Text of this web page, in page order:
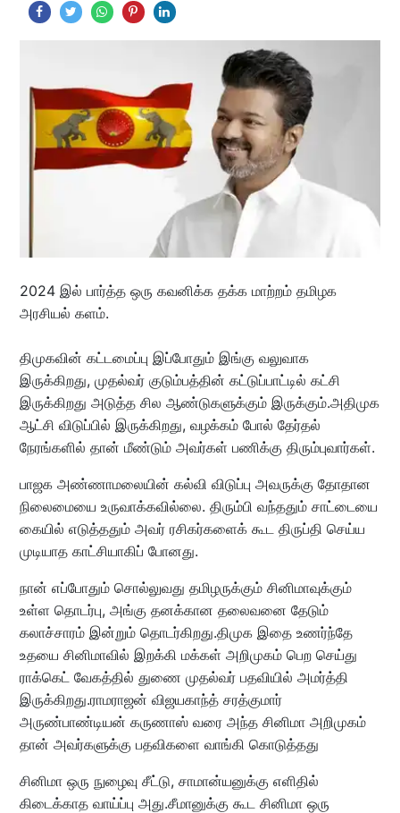
2024 இல் பார்த்த ஒரு கவனிக்க தக்க மாற்றம் தமிழக
அரசியல் களம்.
திமுகவின் கட்டமைப்பு இப்போதும் இங்கு வலுவாக
இருக்கிறது, முதல்வர் குடும்பத்தின் கட்டுப்பாட்டில் கட்சி
இருக்கிறது அடுத்த சில ஆண்டுகளுக்கும் இருக்கும்.அதிமுக
ஆட்சி விடுப்பில் இருக்கிறது, வழக்கம் போல் தேர்தல்
நேரங்களில் தான் மீண்டும் அவர்கள் பணிக்கு திரும்புவார்கள்.
பாஜக அண்ணாமலையின் கல்வி விடுப்பு அவருக்கு தோதான
நிலைமையை உருவாக்கவில்லை. திரும்பி வந்ததும் சாட்டையை
கையில் எடுத்ததும் அவர் ரசிகர்களைக் கூட திருப்தி செய்ய
முடியாத காட்சியாகிப் போனது.
நான் எப்போதும் சொல்லுவது தமிழருக்கும் சினிமாவுக்கும்
உள்ள தொடர்பு, அங்கு தனக்கான தலைவனை தேடும்
கலாச்சாரம் இன்றும் தொடர்கிறது.திமுக இதை உணர்ந்தே
உதயை சினிமாவில் இறக்கி மக்கள் அறிமுகம் பெற செய்து
ராக்கெட் வேகத்தில் துணை முதல்வர் பதவியில் அமர்த்தி
இருக்கிறது.ராமராஜன் விஜயகாந்த் சரத்குமார்
அருண்பாண்டியன் கருணாஸ் வரை அந்த சினிமா அறிமுகம்
தான் அவர்களுக்கு பதவிகளை வாங்கி கொடுத்தது
சினிமா ஒரு நுழைவு சீட்டு, சாமான்யனுக்கு எளிதில்
கிடைக்காத வாய்ப்பு அது.சீமானுக்கு கூட சினிமா ஒரு